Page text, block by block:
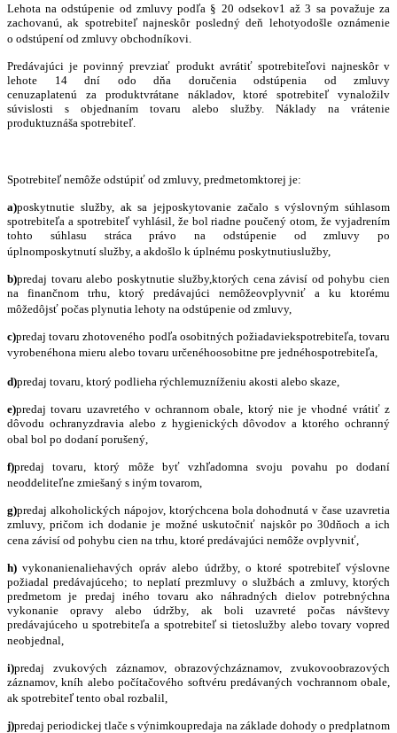
Lehota na odstúpenie od zmluvy podľa § 20 odsekov1 až 3 sa považuje za
zachovanú, ak spotrebiteľ najneskôr posledný deň lehotyodošle oznámenie
o odstúpení od zmluvy obchodníkovi.
Predávajúci je povinný prevziať produkt avrátiť spotrebiteľovi najneskôr v
lehote 14 dní odo dňa doručenia odstúpenia od zmluvy
cenuzaplatenú za produktvrátane nákladov, ktoréspotrebiteľ vynaložilv
súvislosti s objednaním tovaru alebo služby. Náklady na vrátenie
produktuznáša spotrebiteľ.
Spotrebiteľ nemôže odstúpiť od zmluvy, predmetomktorej je:
a)poskytnutie služby, ak sa jejposkytovanie začalo s výslovným súhlasom
spotrebiteľa a spotrebiteľ vyhlásil, že bol riadne poučený otom, že vyjadrením
tohto súhlasu stráca právo na odstúpenie od zmluvy po
úplnomposkytnutí služby, a akdošlo k úplnému poskytnutiuslužby,
b)predaj tovaru alebo poskytnutie služby,ktorých cena závisí od pohybu cien
na finančnom trhu, ktorý predávajúci nemôžeovplyvniť a ku ktorému
môžedôjsť počas plynutia lehoty na odstúpenie od zmluvy,
c)predaj tovaru zhotoveného podľa osobitných požiadaviekspotrebiteľa, tovaru
vyrobenéhona mieru alebo tovaru určenéhoosobitne pre jednéhospotrebiteľa,
d)predaj tovaru, ktorý podlieha rýchlemuzníženiu akosti alebo skaze,
e)predaj tovaru uzavretého v ochrannom obale, ktorý nie je vhodné vrátiť z
dôvodu ochranyzdravia alebo z hygienických dôvodov a ktorého ochranný
obal bol po dodaní porušený,
f)predaj tovaru, ktorý môže byť vzhľadomna svoju povahu po dodaní
neoddeliteľne zmiešaný s iným tovarom,
g)predaj alkoholických nápojov, ktorýchcena bola dohodnutá v čase uzavretia
zmluvy, pričom ich dodanie je možnéuskutočniť najskôr po 30dňoch a ich
cena závisí od pohybu cien na trhu, ktoré predávajúci nemôže ovplyvniť,
h) vykonanienaliehavých opráv alebo údržby, o ktoré spotrebiteľ výslovne
požiadal predávajúceho; to neplatí prezmluvy o službách a zmluvy, ktorých
predmetom je predaj iného tovaru ako náhradných dielov potrebnýchna
vykonanie opravy alebo údržby, ak boli uzavreté počas návštevy
predávajúceho u spotrebiteľa a spotrebiteľ si tietoslužby alebo tovary vopred
neobjednal,
i)predaj zvukových záznamov, obrazovýchzáznamov, zvukovoobrazových
záznamov, kníh alebo počítačového softvéru predávaných vochrannom obale,
ak spotrebiteľ tento obal rozbalil,
j)predaj periodickej tlače s výnimkoupredaja na základe dohody o predplatnom